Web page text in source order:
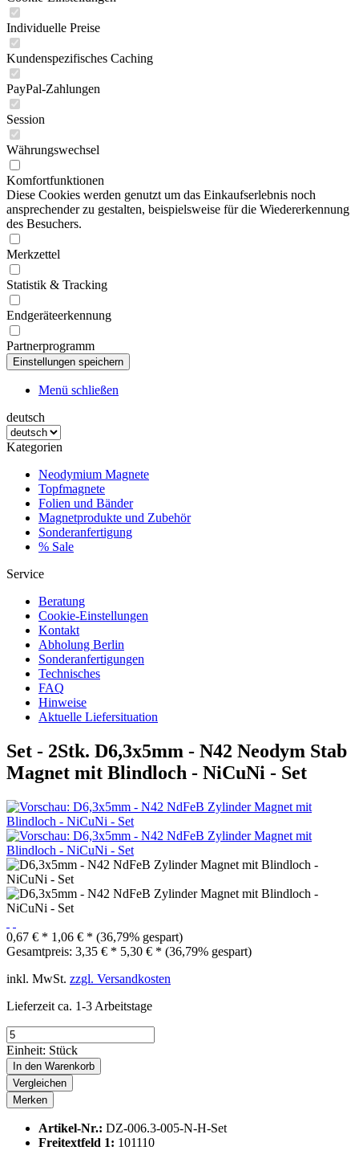
Individuelle Preise
Kundenspezifisches Caching
PayPal-Zahlungen
Session
Währungswechsel
Komfortfunktionen
Diese Cookies werden genutzt um das Einkaufserlebnis noch
ansprechender zu gestalten, beispielsweise für die Wiedererkennung
des Besuchers.
Merkzettel
Statistik & Tracking
Endgeräteerkennung
Partnerprogramm
Menü schließen
deutsch
Kategorien
Neodymium Magnete
Topfmagnete
Folien und Bänder
Magnetprodukte und Zubehör
Sonderanfertigung
% Sale
Service
Beratung
Cookie-Einstellungen
Kontakt
Abholung Berlin
Sonderanfertigungen
Technisches
FAQ
Hinweise
Aktuelle Liefersituation
Set - 2Stk. D6,3x5mm - N42 Neodym Stab
Magnet mit Blindloch - NiCuNi - Set
0,67 € * 1,06 € * (36,79% gespart)
Gesamtpreis: 3,35 € * 5,30 € * (36,79% gespart)
inkl. MwSt. zzgl. Versandkosten
Lieferzeit ca. 1-3 Arbeitstage
Einheit: Stück
In den Warenkorb
Vergleichen
Merken
Artikel-Nr.: DZ-006.3-005-N-H-Set
Freitextfeld 1: 101110